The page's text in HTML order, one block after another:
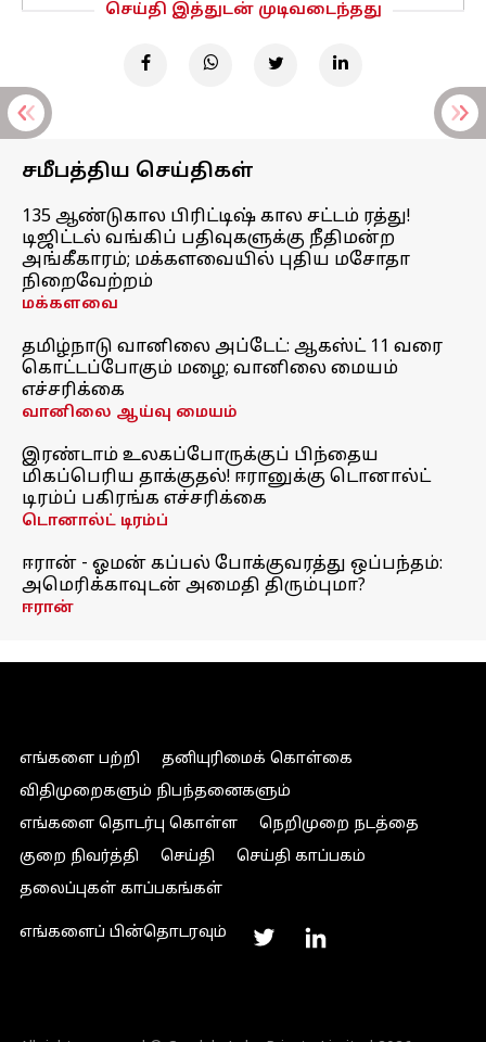
செய்தி இத்துடன் முடிவடைந்தது
சமீபத்திய செய்திகள்
135 ஆண்டுகால பிரிட்டிஷ் கால சட்டம் ரத்து!
டிஜிட்டல் வங்கிப் பதிவுகளுக்கு நீதிமன்ற
அங்கீகாரம்; மக்களவையில் புதிய மசோதா
நிறைவேற்றம்
மக்களவை
தமிழ்நாடு வானிலை அப்டேட்: ஆகஸ்ட் 11 வரை
கொட்டப்போகும் மழை; வானிலை மையம்
எச்சரிக்கை
வானிலை ஆய்வு மையம்
இரண்டாம் உலகப்போருக்குப் பிந்தைய
மிகப்பெரிய தாக்குதல்! ஈரானுக்கு டொனால்ட்
டிரம்ப் பகிரங்க எச்சரிக்கை
டொனால்ட் டிரம்ப்
ஈரான் - ஓமன் கப்பல் போக்குவரத்து ஒப்பந்தம்:
அமெரிக்காவுடன் அமைதி திரும்புமா?
ஈரான்
எங்களை பற்றி
தனியுரிமைக் கொள்கை
விதிமுறைகளும் நிபந்தனைகளும்
எங்களை தொடர்பு கொள்ள
நெறிமுறை நடத்தை
குறை நிவர்த்தி
செய்தி
செய்தி காப்பகம்
தலைப்புகள் காப்பகங்கள்
எங்களைப் பின்தொடரவும்